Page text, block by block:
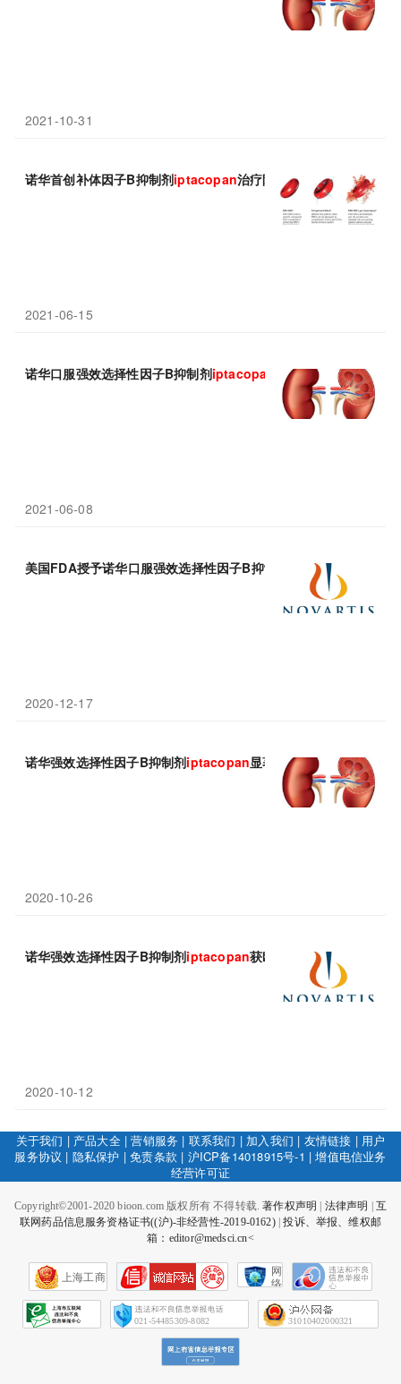
2021-10-31
诺华首创补体因子B抑制剂iptacopan治疗阵发性夜间血红蛋白尿
2021-06-15
诺华口服强效选择性因子B抑制剂iptacopan 显著降低蛋白尿水平!
2021-06-08
美国FDA授予诺华口服强效选择性因子B抑制剂 iptacopan
2020-12-17
诺华强效选择性因子B抑制剂iptacopan显著降低蛋白尿水平！
2020-10-26
诺华强效选择性因子B抑制剂iptacopan获欧盟优先药物资格！
2020-10-12
关于我们 | 产品大全|营销服务 | 联系我们 | 加入我们 | 友情链接 | 用户
服务协议 | 隐私保护 |免责条款 | 沪ICP备14018915号-1 |增值电信业务
经营许可证
Copyright©2001-2020 bioon.com 版权所有 不得转载.著作权声明 法律声明
互
联网药品信息服务资格证书((沪)-非经营性-2019-0162)|投诉、举报、维权邮
箱：editor@medsci.cn<
上海工商
网
络
会
征
021-54485309-8082 31010402000321